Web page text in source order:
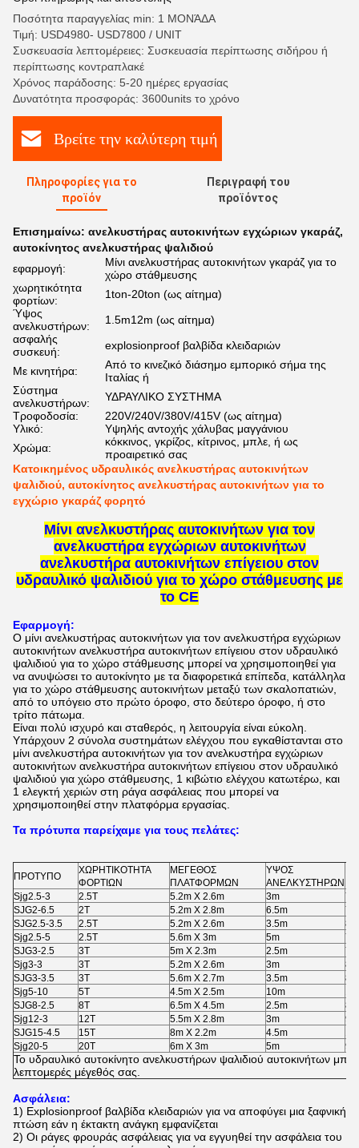
Ποσότητα παραγγελίας min: 1 ΜΟΝΆΔΑ
Τιμή: USD4980- USD7800 / UNIT
Συσκευασία λεπτομέρειες: Συσκευασία περίπτωσης σιδήρου ή
περίπτωσης κοντραπλακέ
Χρόνος παράδοσης: 5-20 ημέρες εργασίας
Δυνατότητα προσφοράς: 3600units το χρόνο
Βρείτε την καλύτερη τιμή
Πληροφορίες για το
προϊόν
Περιγραφή του
προϊόντος
Επισημαίνω: ανελκυστήρας αυτοκινήτων εγχώριων γκαράζ,
αυτοκίνητος ανελκυστήρας ψαλιδιού
εφαρμογή:
Μίνι ανελκυστήρας αυτοκινήτων γκαράζ για το
χώρο στάθμευσης
χωρητικότητα
φορτίων:
1ton-20ton (ως αίτημα)
Ύψος
ανελκυστήρων:
1.5m12m (ως αίτημα)
ασφαλής
συσκευή:
explosionproof βαλβίδα κλειδαριών
Με κινητήρα:
Από το κινεζικό διάσημο εμπορικό σήμα της
Ιταλίας ή
Σύστημα
ανελκυστήρων:
ΥΔΡΑΥΛΙΚΟ ΣΥΣΤΗΜΑ
Τροφοδοσία:
220V/240V/380V/415V (ως αίτημα)
Υλικό:
Υψηλής αντοχής χάλυβας μαγγάνιου
Χρώμα:
κόκκινος, γκρίζος, κίτρινος, μπλε, ή ως
προαιρετικό σας
Κατοικημένος υδραυλικός ανελκυστήρας αυτοκινήτων
ψαλιδιού, αυτοκίνητος ανελκυστήρας αυτοκινήτων για το
εγχώριο γκαράζ φορητό
Μίνι ανελκυστήρας αυτοκινήτων για τον
ανελκυστήρα εγχώριων αυτοκινήτων
ανελκυστήρα αυτοκινήτων επίγειου στον
υδραυλικό ψαλιδιού για το χώρο στάθμευσης με
το CE
Εφαρμογή:
Ο μίνι ανελκυστήρας αυτοκινήτων για τον ανελκυστήρα εγχώριων
αυτοκινήτων ανελκυστήρα αυτοκινήτων επίγειου στον υδραυλικό
ψαλιδιού για το χώρο στάθμευσης μπορεί να χρησιμοποιηθεί για
να ανυψώσει το αυτοκίνητο με τα διαφορετικά επίπεδα, κατάλληλα
για το χώρο στάθμευσης αυτοκινήτων μεταξύ των σκαλοπατιών,
από το υπόγειο στο πρώτο όροφο, στο δεύτερο όροφο, ή στο
τρίτο πάτωμα.
Είναι πολύ ισχυρό και σταθερός, η λειτουργία είναι εύκολη.
Υπάρχουν 2 σύνολα συστημάτων ελέγχου που εγκαθίστανται στο
μίνι ανελκυστήρα αυτοκινήτων για τον ανελκυστήρα εγχώριων
αυτοκινήτων ανελκυστήρα αυτοκινήτων επίγειου στον υδραυλικό
ψαλιδιού για χώρο στάθμευσης , 1 κιβώτιο ελέγχου κατωτέρω, και
1 ελεγκτή χεριών στη ράγα ασφάλειας που μπορεί να
χρησιμοποιηθεί στην πλατφόρμα εργασίας.
Τα πρότυπα παρείχαμε για τους πελάτες:
ΠΡΟΤΥΠΟ
ΧΩΡΗΤΙΚΟΤΗΤΑ
ΦΟΡΤΙΩΝ
ΜΕΓΕΘΟΣ
ΠΛΑΤΦΟΡΜΩΝ
ΥΨΟΣ
ΑΝΕΛΚΥΣΤΗΡΩΝ
Sjg2.5-3
2.5T 5.2m X 2.6m 3m
SJG2-6.5
2T 5.2m X 2.8m 6.5m
SJG2.5-3.5
2.5T 5.2m X 2.6m 3.5m
Sjg2.5-5
2.5T 5.6m X 3m 5m
SJG3-2.5
3T 5m X 2.3m 2.5m
Sjg3-3
3T 5.2m X 2.6m 3m
SJG3-3.5
3T 5.6m X 2.7m 3.5m
Sjg5-10
5T 4.5m X 2.5m 10m
SJG8-2.5
8T 6.5m X 4.5m 2.5m
Sjg12-3
12T 5.5m X 2.8m 3m
SJG15-4.5
15T 8m X 2.2m 4.5m
Sjg20-5
20T 6m X 3m 5m
Το υδραυλικό αυτοκίνητο ανελκυστήρων ψαλιδιού αυτοκινήτων
λεπτομερές μέγεθός σας.
Ασφάλεια:
1) Explosionproof βαλβίδα κλειδαριών για να αποφύγει μια ξαφνική
πτώση εάν η έκτακτη ανάγκη εμφανίζεται
2) Οι ράγες φρουράς ασφάλειας για να εγγυηθεί την ασφάλεια του